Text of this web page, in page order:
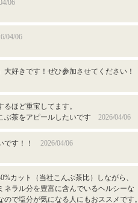
06
04/06
大好きです！ぜひ参加させてください！
ほど重宝してます。
ぶ茶をアピールしたいです 2026/04/06
です！！ 2026/04/06
カット（当社こんぶ茶比）しながら、
ネラル分を豊富に含んでいるヘルシーな
ので塩分が気になる人にもおススメです。